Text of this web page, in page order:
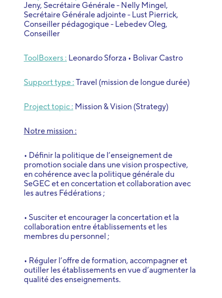
Jeny, Secrétaire Générale - Nelly Mingel,
Secrétaire Générale adjointe - Lust Pierrick,
Conseiller pédagogique - Lebedev Oleg,
Conseiller
ToolBoxers : Leonardo Sforza • Bolivar Castro
Support type : Travel (mission de longue durée)
Project topic : Mission & Vision (Strategy)
Notre mission :
• Définir la politique de l’enseignement de
promotion sociale dans une vision prospective,
en cohérence avec la politique générale du
SeGEC et en concertation et collaboration avec
les autres Fédérations ;
• Susciter et encourager la concertation et la
collaboration entre établissements et les
membres du personnel ;
• Réguler l’offre de formation, accompagner et
outiller les établissements en vue d’augmenter la
qualité des enseignements.